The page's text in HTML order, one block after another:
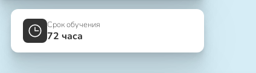
Срок обучения
72 часа